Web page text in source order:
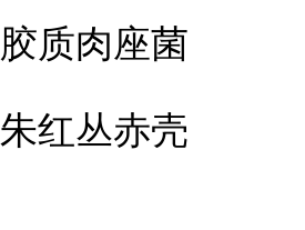
胶质肉座菌
朱红丛赤壳